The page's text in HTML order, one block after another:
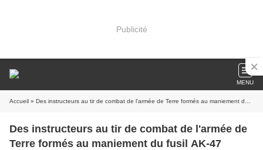
Publicité
MENU
Accueil » Des instructeurs au tir de combat de l'armée de Terre formés au maniement du fusil AK-47 Kalachnikov
Des instructeurs au tir de combat de l'armée de
Terre formés au maniement du fusil AK-47